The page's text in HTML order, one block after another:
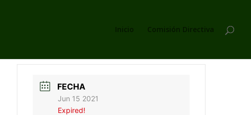
Inicio Comisión Directiva
FECHA
Jun 15 2021
Expired!